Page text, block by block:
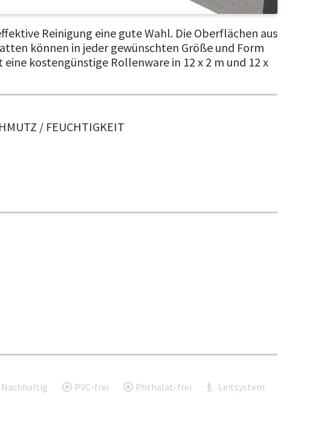
Reinigung eine gute Wahl. Die Oberflächen aus
können in jeder gewünschten Größe und Form
kostengünstige Rollenware in 12 x 2 m und 12 x
/ FEUCHTIGKEIT
Nachhaltig PVC-frei Phthalat-frei Leitsystem